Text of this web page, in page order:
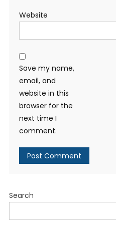
Website
Save my name,
email, and
website in this
browser for the
next time I
comment.
Search